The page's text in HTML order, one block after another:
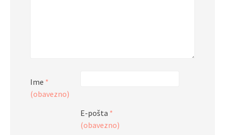
Ime *
(obavezno)
E-pošta *
(obavezno)